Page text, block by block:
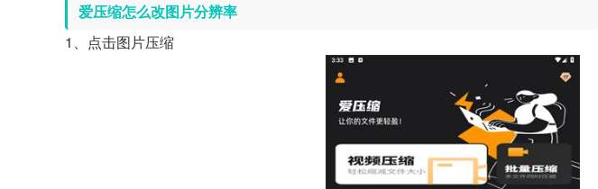
爱压缩怎么改图片分辨率
1、点击图片压缩